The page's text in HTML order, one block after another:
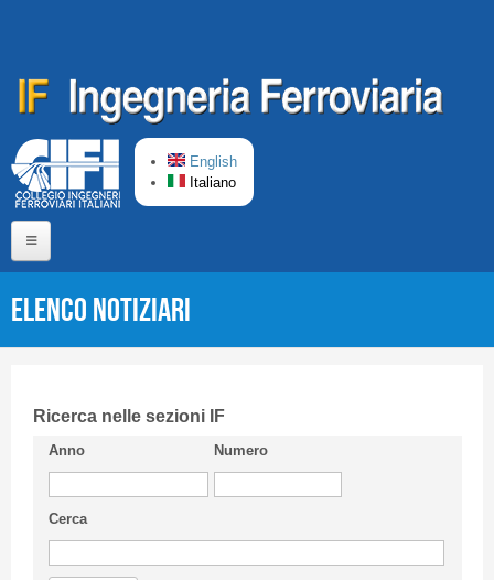
English
Italiano
CIFI in breve
Linee Guida
Privacy Policy
Elenco Notiziari
Ricerca nelle sezioni IF
Anno Numero
Cerca